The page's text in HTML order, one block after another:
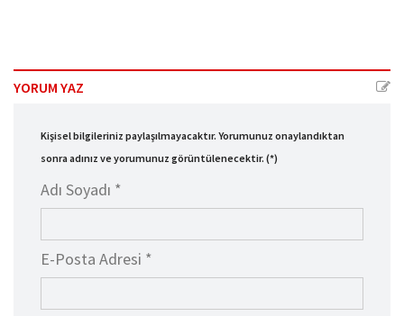
YORUM YAZ
Kişisel bilgileriniz paylaşılmayacaktır. Yorumunuz onaylandıktan
sonra adınız ve yorumunuz görüntülenecektir. (*)
Adı Soyadı *
E-Posta Adresi *